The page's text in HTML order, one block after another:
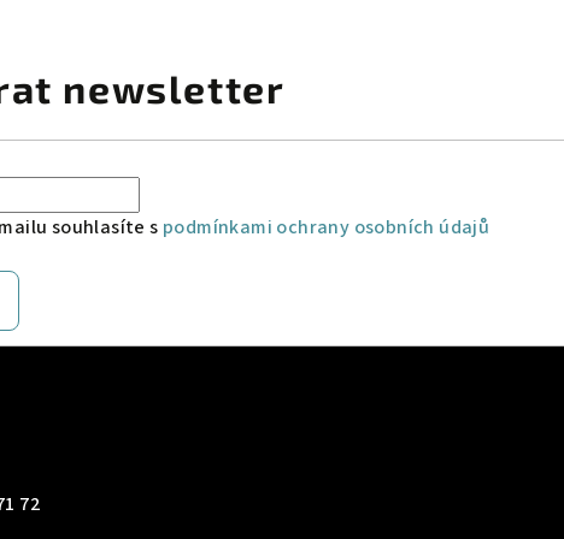
newsletter
souhlasíte s podmínkami ochrany osobních údajů
72